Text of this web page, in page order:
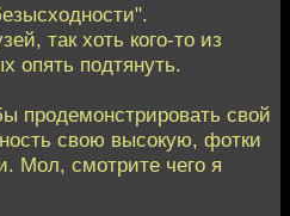
так хоть кого-то из
опять подтянуть.
продемонстрировать свой
свою высокую, фотки
Мол, смотрите чего я